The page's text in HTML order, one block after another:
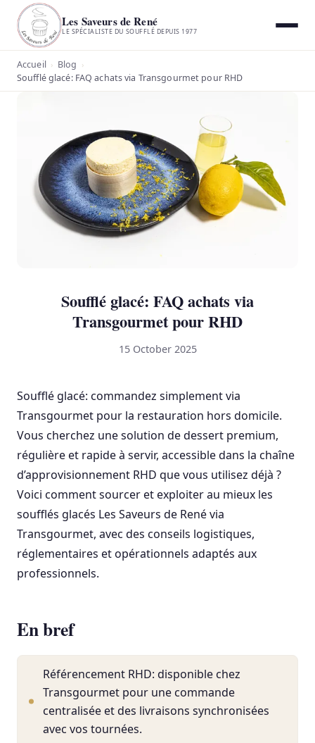
Les Saveurs de René
LE SPÉCIALISTE DU SOUFFLÉ DEPUIS 1977
Accueil › Blog ›
Soufflé glacé: FAQ achats via Transgourmet pour RHD
Soufflé glacé: FAQ achats via
Transgourmet pour RHD
15 October 2025
Soufflé glacé: commandez simplement via
Transgourmet pour la restauration hors domicile.
Vous cherchez une solution de dessert premium,
régulière et rapide à servir, accessible dans la chaîne
d’approvisionnement RHD que vous utilisez déjà ?
Voici comment sourcer et exploiter au mieux les
soufflés glacés Les Saveurs de René via
Transgourmet, avec des conseils logistiques,
réglementaires et opérationnels adaptés aux
professionnels.
En bref
Référencement RHD: disponible chez
Transgourmet pour une commande
centralisée et des livraisons synchronisées
avec vos tournées.